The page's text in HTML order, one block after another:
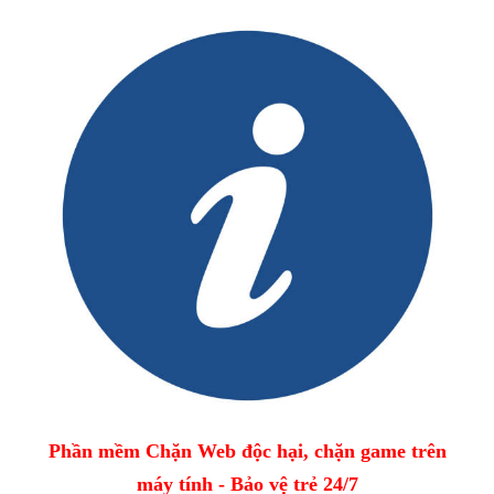
Phần mềm Chặn Web độc hại, chặn game trên
máy tính - Bảo vệ trẻ 24/7